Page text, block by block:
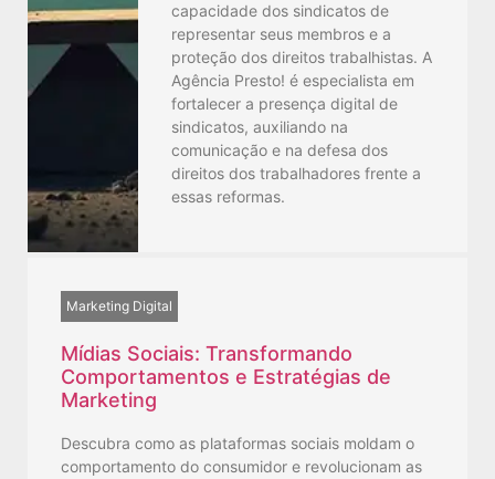
capacidade dos sindicatos de
representar seus membros e a
proteção dos direitos trabalhistas. A
Agência Presto! é especialista em
fortalecer a presença digital de
sindicatos, auxiliando na
comunicação e na defesa dos
direitos dos trabalhadores frente a
essas reformas.
Marketing Digital
Mídias Sociais: Transformando
Comportamentos e Estratégias de
Marketing
Descubra como as plataformas sociais moldam o
comportamento do consumidor e revolucionam as